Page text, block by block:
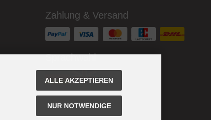
Zahlung & Versand
Sprachwahl
ALLE AKZEPTIEREN
NUR NOTWENDIGE